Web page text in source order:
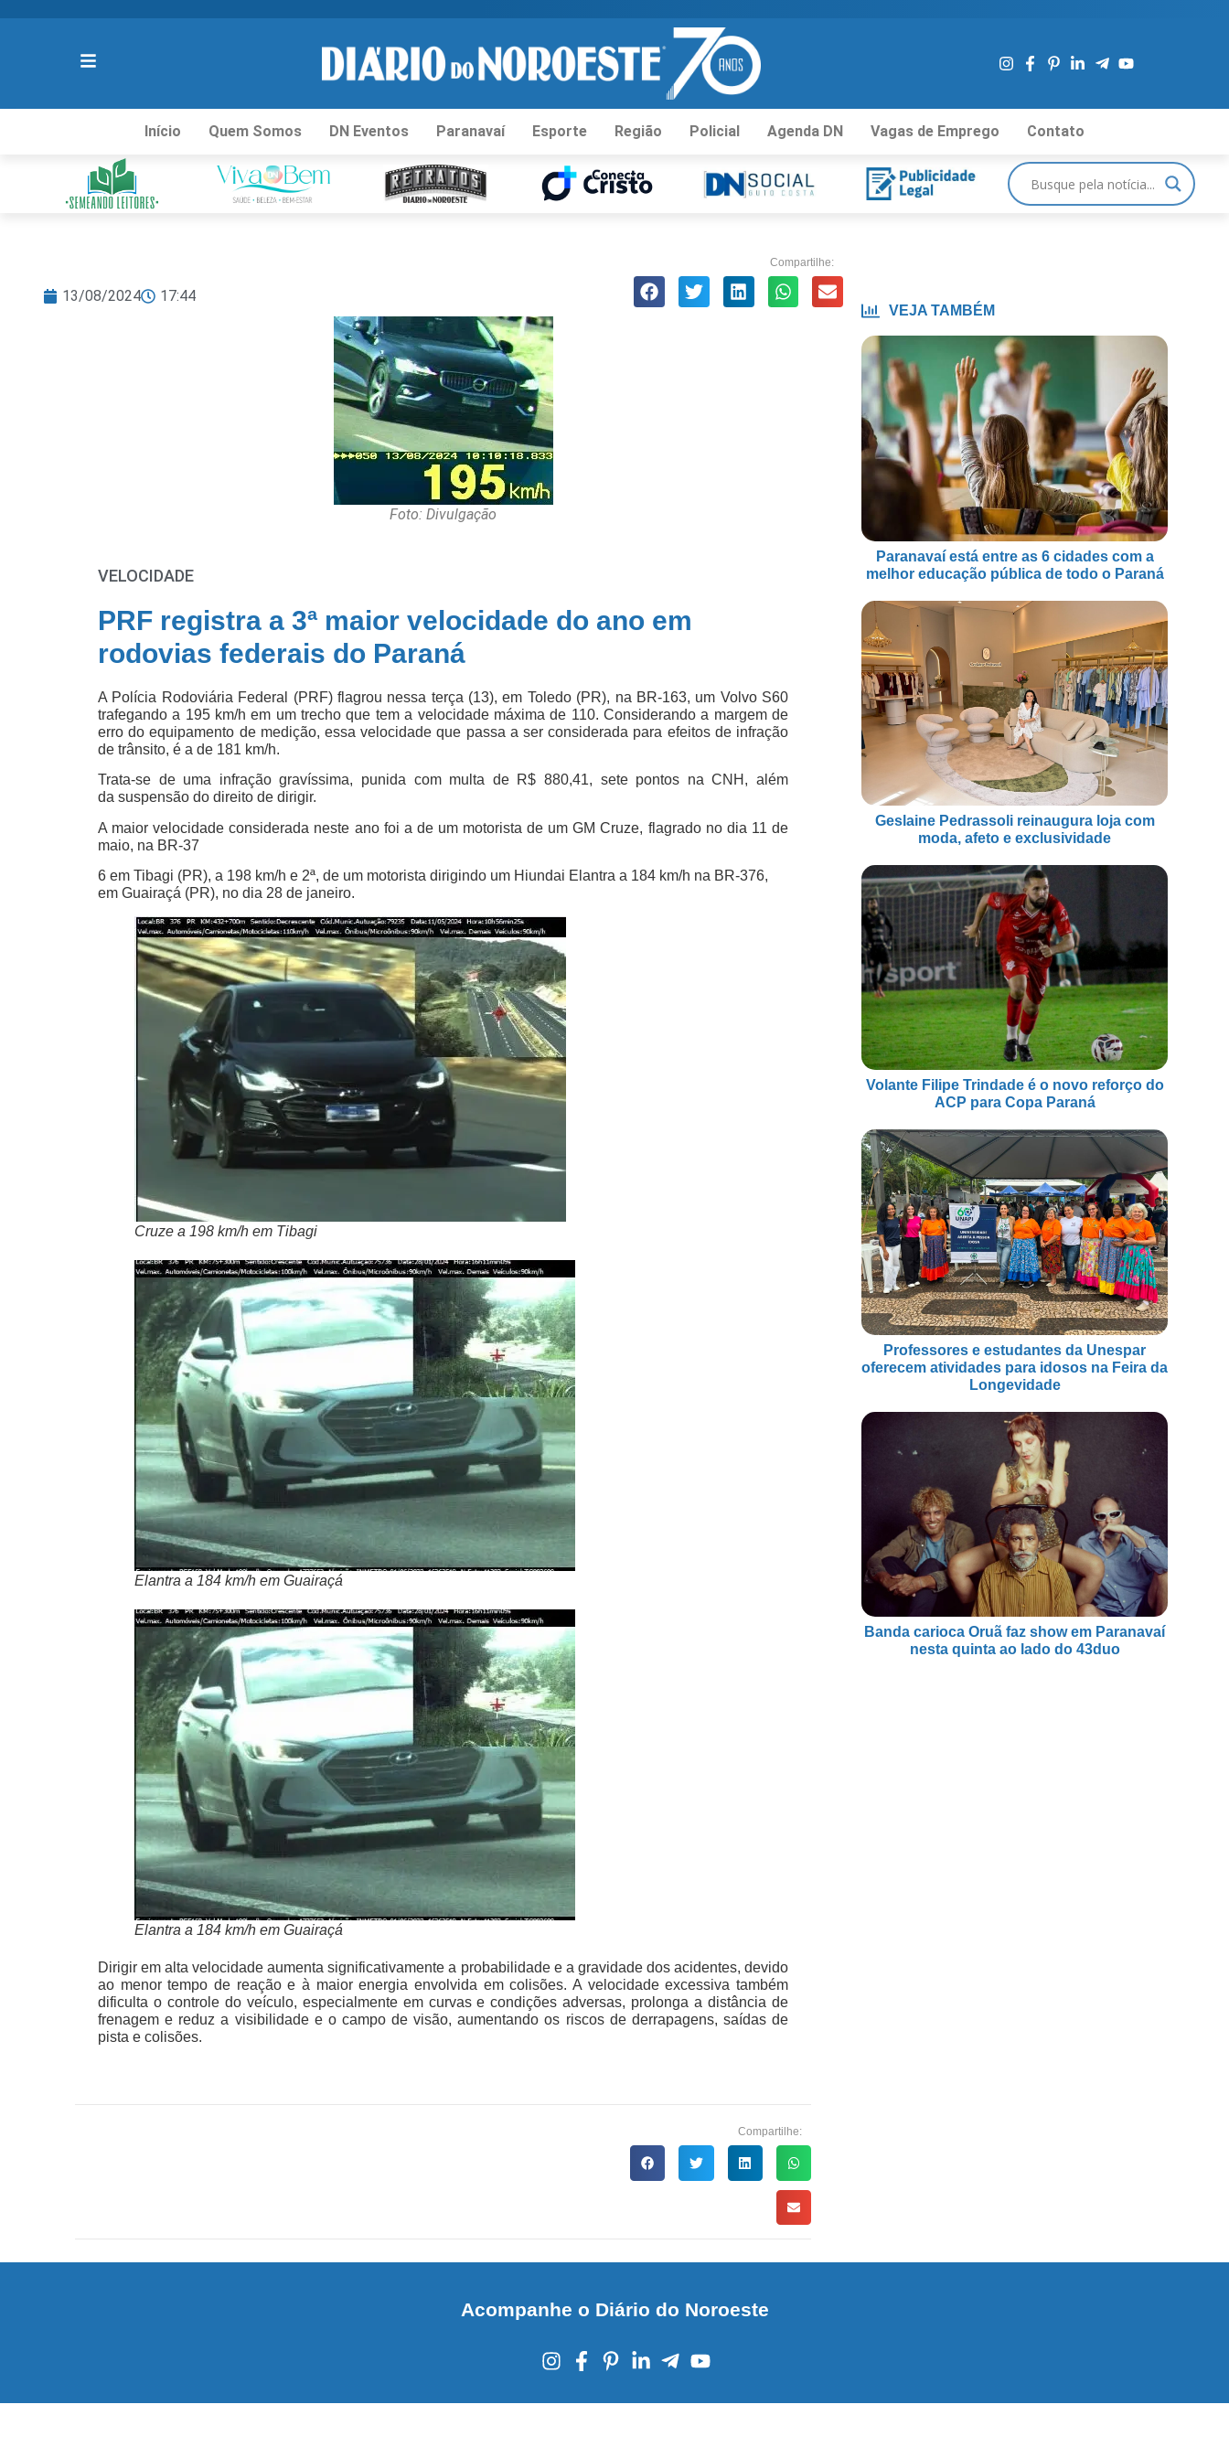
Início Quem Somos DN Eventos Paranavaí Esporte Região Policial Agenda DN Vagas de Emprego Contato
13/08/2024 17:44
Compartilhe:
Foto: Divulgação
VELOCIDADE
PRF registra a 3ª maior velocidade do ano em
rodovias federais do Paraná
A Polícia Rodoviária Federal (PRF) flagrou nessa terça (13), em Toledo (PR), na BR-163, um Volvo S60
trafegando a 195 km/h em um trecho que tem a velocidade máxima de 110. Considerando a margem de
erro do equipamento de medição, essa velocidade que passa a ser considerada para efeitos de infração
de trânsito, é a de 181 km/h.
Trata-se de uma infração gravíssima, punida com multa de R$ 880,41, sete pontos na CNH, além
da suspensão do direito de dirigir.
A maior velocidade considerada neste ano foi a de um motorista de um GM Cruze, flagrado no dia 11 de
maio, na BR-37
6 em Tibagi (PR), a 198 km/h e 2ª, de um motorista dirigindo um Hiundai Elantra a 184 km/h na BR-376,
em Guairaçá (PR), no dia 28 de janeiro.
Cruze a 198 km/h em Tibagi
Elantra a 184 km/h em Guairaçá
Elantra a 184 km/h em Guairaçá
Dirigir em alta velocidade aumenta significativamente a probabilidade e a gravidade dos acidentes, devido
ao menor tempo de reação e à maior energia envolvida em colisões. A velocidade excessiva também
dificulta o controle do veículo, especialmente em curvas e condições adversas, prolonga a distância de
frenagem e reduz a visibilidade e o campo de visão, aumentando os riscos de derrapagens, saídas de
pista e colisões.
Compartilhe:
VEJA TAMBÉM
Paranavaí está entre as 6 cidades com a
melhor educação pública de todo o Paraná
Geslaine Pedrassoli reinaugura loja com
moda, afeto e exclusividade
Volante Filipe Trindade é o novo reforço do
ACP para Copa Paraná
Professores e estudantes da Unespar
oferecem atividades para idosos na Feira da
Longevidade
Banda carioca Oruã faz show em Paranavaí
nesta quinta ao lado do 43duo
Acompanhe o Diário do Noroeste